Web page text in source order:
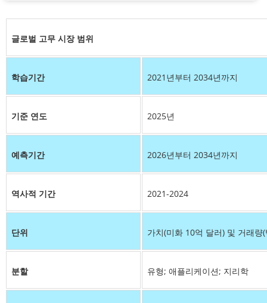
글로벌 고무 시장 범위
학습기간 2021년부터 2034년까지
기준 연도 2025년
예측기간 2026년부터 2034년까지
역사적 기간 2021-2024
단위 가치(미화 10억 달러) 및 거래량
분할 유형; 애플리케이션; 지리학